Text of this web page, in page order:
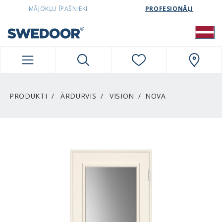
SWEDOORLATVIA NAVIGATION
MĀJOKĻU ĪPAŠNIEKI PROFESIONĀĻI
PRODUKTI ĀRDURVIS VISION NOVA